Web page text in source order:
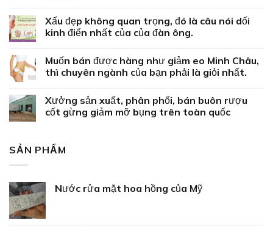
Xấu đẹp không quan trọng, đó là câu nói dối
kinh điển nhất của của đàn ông.
Muốn bán được hàng như giảm eo Minh Châu,
thì chuyên ngành của bạn phải là giỏi nhất.
Xưởng sản xuất, phân phối, bán buôn rượu
cốt gừng giảm mỡ bụng trên toàn quốc
SẢN PHẨM
Nước rửa mặt hoa hồng của Mỹ